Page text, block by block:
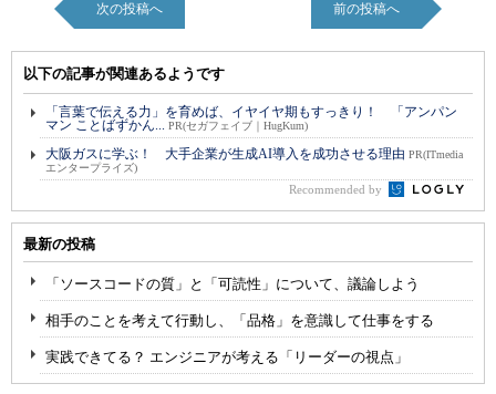
次の投稿へ 前の投稿へ
以下の記事が関連あるようです
「言葉で伝える力」を育めば、イヤイヤ期もすっきり！ 「アンパン
マン ことばずかん... PR(セガフェイブ｜HugKum)
大阪ガスに学ぶ！ 大手企業が生成AI導入を成功させる理由 PR(ITmedia
エンタープライズ)
Recommended by
最新の投稿
「ソースコードの質」と「可読性」について、議論しよう
相手のことを考えて行動し、「品格」を意識して仕事をする
実践できてる？ エンジニアが考える「リーダーの視点」